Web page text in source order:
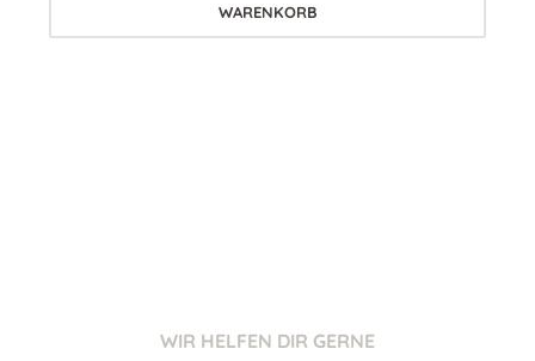
WARENKORB
WIR HELFEN DIR GERNE